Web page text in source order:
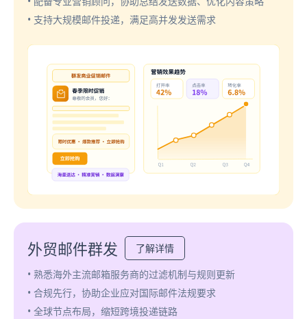
• 支持大规模邮件投递，满足高并发发送需求
外贸邮件群发
了解详情
• 熟悉海外主流邮箱服务商的过滤机制与规则更新
• 合规先行，协助企业应对国际邮件法规要求
• 全球节点布局，缩短跨境投递链路